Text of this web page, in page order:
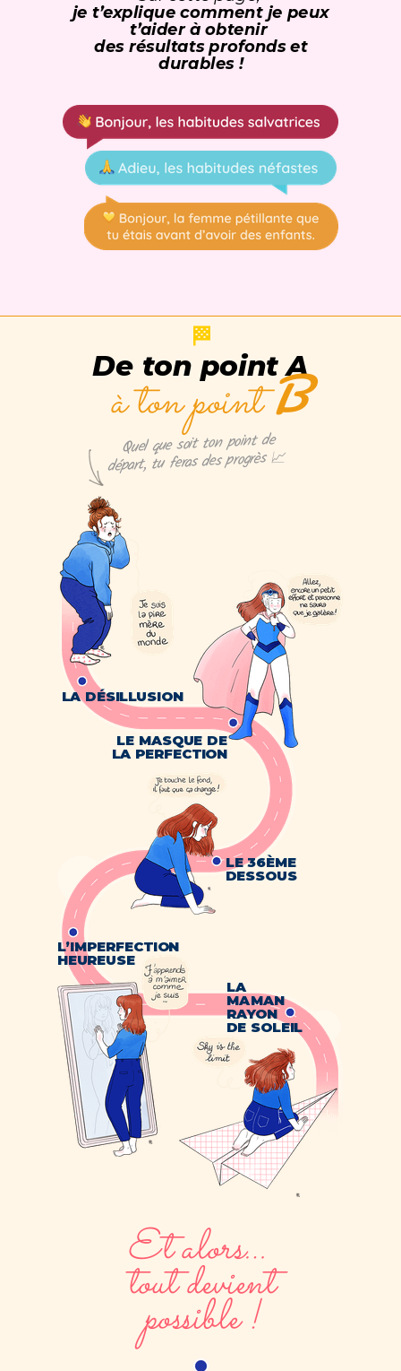
je t’explique comment je peux
t’aider à obtenir
des résultats profonds et
durables !
De ton point A
à ton pointB
🏁
Quel que soit ton point de
départ, tu feras des progrès 📈
LA DÉSILLUSION
LE MASQUE DE
LA PERFECTION
LE 36ÈME
DESSOUS
L’IMPERFECTION
HEUREUSE
LA
MAMAN
RAYON
DE SOLEIL
Et alors…
tout devient
possible !